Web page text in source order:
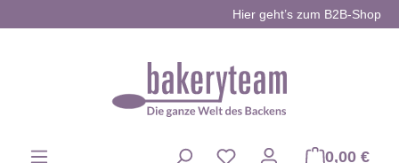
Hier geht’s zum B2B-Shop
0,00 €